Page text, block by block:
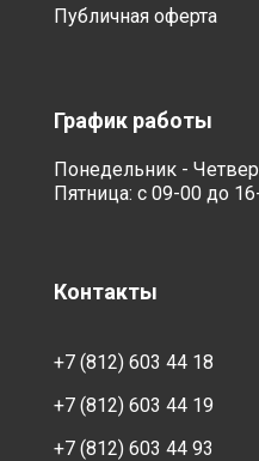
Публичная оферта
График работы
Понедельник -
Пятница: с 09-00 до
Контакты
+7 (812) 603 44 18
+7 (812) 603 44 19
+7 (812) 603 44 93